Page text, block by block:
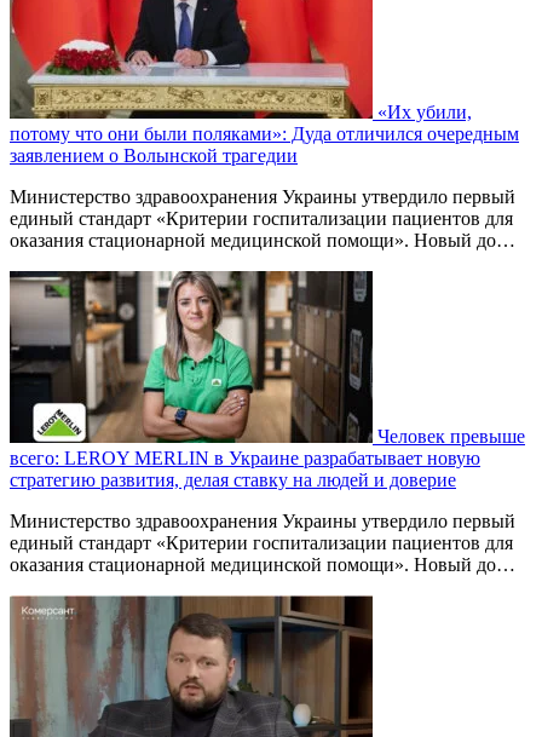
«Их убили,
потому что они были поляками»: Дуда отличился очередным
заявлением о Волынской трагедии
Министерство здравоохранения Украины утвердило первый
единый стандарт «Критерии госпитализации пациентов для
оказания стационарной медицинской помощи». Новый до…
Человек превыше
всего: LEROY MERLIN в Украине разрабатывает новую
стратегию развития, делая ставку на людей и доверие
Министерство здравоохранения Украины утвердило первый
единый стандарт «Критерии госпитализации пациентов для
оказания стационарной медицинской помощи». Новый до…